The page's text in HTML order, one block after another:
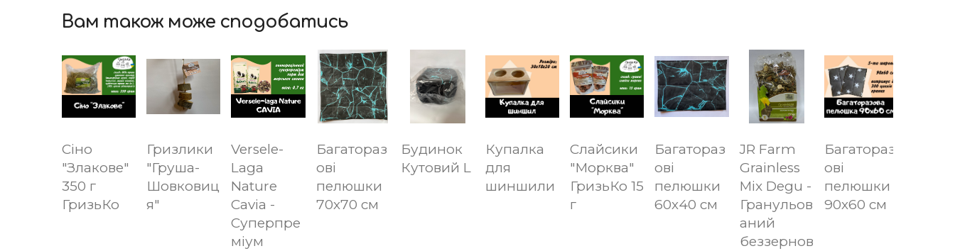
Вам також може сподобатись
Сіно
"Злакове"
350 г
ГризьКо
Гризлики
"Груша-
Шовковиц
я"
Versele-
Laga
Nature
Cavia -
Суперпре
міум
Багатораз
ові
пелюшки
70х70 см
Будинок
Кутовий L
Купалка
для
шиншили
Слайсики
"Морква"
ГризьКо 15
г
Багатораз
ові
пелюшки
60х40 см
JR Farm
Grainless
Mix Degu -
Гранульов
аний
беззернов
Багатораз
ові
пелюшки
90х60 см